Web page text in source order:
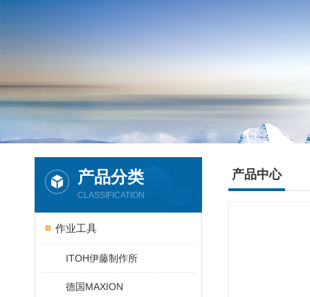
产品分类
CLASSIFICATION
作业工具
ITOH伊藤制作所
德国MAXION
产品中心